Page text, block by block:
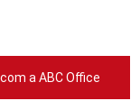
a ABC Office